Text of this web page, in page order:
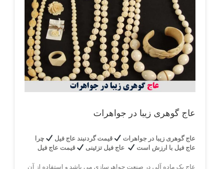
Image
عاج گوهری زیبا در جواهرات
عاج گوهری زیبا در جواهرات قیمت گردنبند عاج فیل
چرا
عاج فیل با ارزش است
عاج فیل تزئینی قیمت عاج فیل
عاج یک ماده آلی در صنعت جواهرسازی می باشد و استفاده از آن